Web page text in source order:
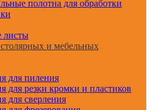
полотна для обработки
листы
и мебельных
для пиления
для резки кромки и пластиков
для сверления